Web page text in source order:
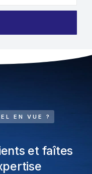
EN VUE ?
et faîtes